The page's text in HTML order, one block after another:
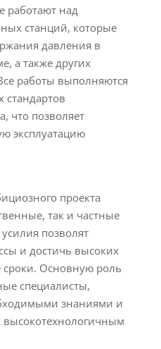
работают над
станций, которые
давления в
а также других
работы выполняются
что позволяет
эксплуатацию
проекта
так и частные
позволят
и достичь высоких
сроки. Основную роль
специалисты,
знаниями и